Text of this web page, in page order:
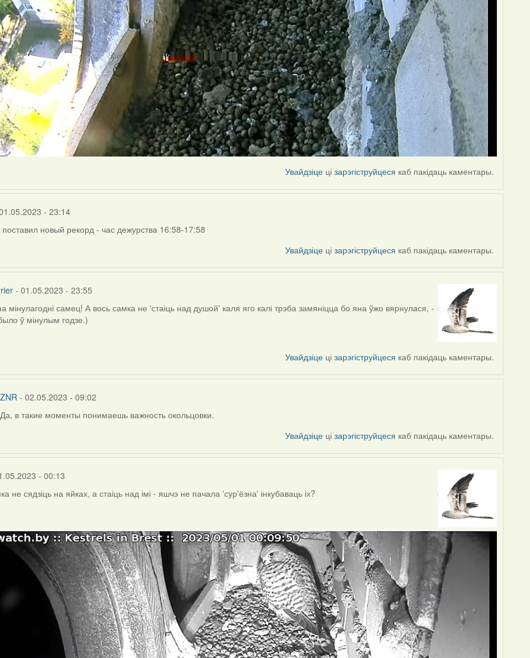
Увайдзіце цізарэгіструйцеся каб пакідаць каментары.
- 23:14
новый рекорд - час дежурства 16:58-17:58
Увайдзіце цізарэгіструйцеся каб пакідаць каментары.
- 01.05.2023 - 23:55
мінулагодні самец! А вось самка не 'стаіць над душой' каля яго калі трэба замяніцца бо яна ўжо вярнулася, -
ў мінулым годзе.)
Увайдзіце цізарэгіструйцеся каб пакідаць каментары.
ZNR - 02.05.2023 - 09:02
In
by
Да, в такие моменты понимаешь важность окольцовки.
Увайдзіце цізарэгіструйцеся каб пакідаць каментары.
- 00:13
не сядзіць на яйках, а стаіць над імі - яшчэ не пачала 'сур'ёзна' інкубаваць іх?